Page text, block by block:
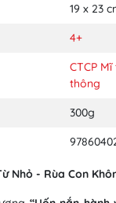
19 x 23
4+
CTCP
thông
300g
Nhỏ - Rùa Con